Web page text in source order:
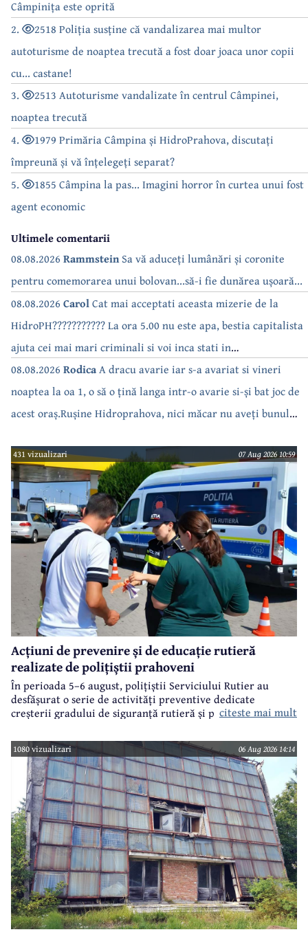
Câmpinița este oprită
2.
2518 Poliția susține că vandalizarea mai multor
autoturisme de noaptea trecută a fost doar joaca unor copii
cu... castane!
3.
2513 Autoturisme vandalizate în centrul Câmpinei,
noaptea trecută
4.
1979 Primăria Câmpina și HidroPrahova, discutați
împreună și vă înțelegeți separat?
5.
1855 Câmpina la pas... Imagini horror în curtea unui fost
agent economic
Ultimele comentarii
08.08.2026 RammsteinSa vă aduceți lumânări și coronite
pentru comemorarea unui bolovan...să-i fie dunărea ușoară...
08.08.2026 CarolCat mai acceptati aceasta mizerie de la
HidroPH??????????? La ora 5.00 nu este apa, bestia capitalista
ajuta cei mai mari criminali si voi inca stati in
case???????????????
08.08.2026 RodicaA dracu avarie iar s-a avariat si vineri
noaptea la oa 1, o să o țină langa intr-o avarie si-și bat joc de
acest oraș.Rușine Hidroprahova, nici măcar nu aveți bunul
431 vizualizari 07 Aug 2026 10:59
Acțiuni de prevenire și de educație rutieră
realizate de polițiștii prahoveni
În perioada 5–6 august, polițiștii Serviciului Rutier au
desfășurat o serie de activități preventive dedicate
creșterii gradului de siguranță rutieră și promovării unui
estival.
citeste mai mult
1080 vizualizari 06 Aug 2026 14:14